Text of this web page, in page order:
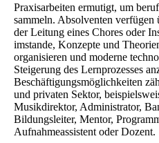
Praxisarbeiten ermutigt, um
sammeln. Absolventen
der Leitung eines Chores oder
imstande, Konzepte und
organisieren und moderne
Steigerung des Lernprozesses
Beschäftigungsmöglichkeiten
und privaten Sektor,
Musikdirektor, Administrator,
Bildungsleiter, Mentor,
Aufnahmeassistent oder Dozent.